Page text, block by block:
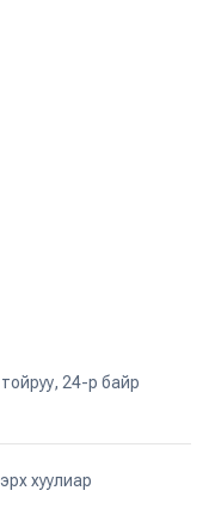
тойруу, 24-р байр
хуулиар